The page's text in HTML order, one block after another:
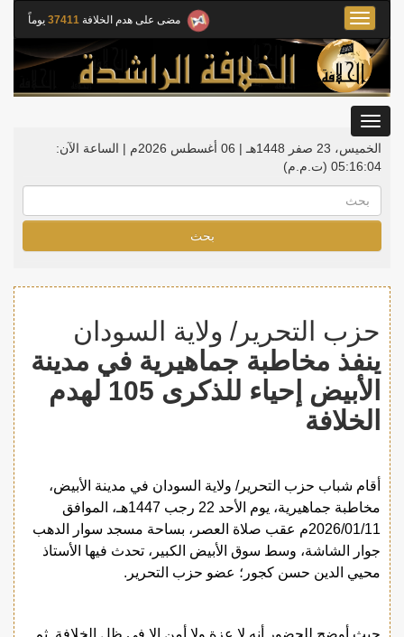
مضى على هدم الخلافة 37411 يوماً
Toggle
navigation
الخميس، 23 صفر 1448هـ | 06 أغسطس 2026م |
الساعة الآن:
05:16:04 (ت.م.م)
بحث
حزب التحرير/ ولاية السودان
ينفذ مخاطبة جماهيرية في مدينة
الأبيض إحياء للذكرى 105 لهدم
الخلافة
أقام شباب حزب التحرير/ ولاية السودان في مدينة الأبيض،
مخاطبة جماهيرية، يوم الأحد 22 رجب 1447هـ، الموافق
2026/01/11م عقب صلاة العصر، بساحة مسجد سوار الدهب
جوار الشاشة، وسط سوق الأبيض الكبير، تحدث فيها الأستاذ
محيي الدين حسن كجور؛ عضو حزب التحرير.